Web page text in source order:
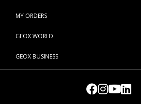
MY ORDERS
GEOX WORLD
GEOX BUSINESS